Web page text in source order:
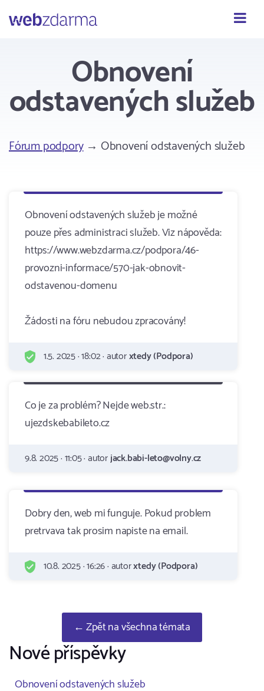
Webzdarma
Obnovení
odstavených služeb
Fórum podpory→ Obnovení odstavených služeb
Obnovení odstavených služeb je možné
pouze přes administraci služeb. Viz nápověda:
https://www.webzdarma.cz/podpora/46-
provozni-informace/570-jak-obnovit-
odstavenou-domenu
Žádosti na fóru nebudou zpracovány!
1.5. 2025 · 18:02 · autorxtedy (Podpora)
Co je za problém? Nejde web.str.:
ujezdskebabileto.cz
9.8. 2025 · 11:05 · autorjack.babi-leto@volny.cz
Dobry den, web mi funguje. Pokud problem
pretrvava tak prosim napiste na email.
10.8. 2025 · 16:26 · autorxtedy (Podpora)
← Zpět na všechna témata
Nové příspěvky
Obnovení odstavených služeb